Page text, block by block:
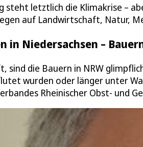
letztlich die Klimakrise –
auf Landwirtschaft, Natur,
in Niedersachsen –
sind die Bauern in NRW
wurden oder länger unter
Rheinischer Obst- und